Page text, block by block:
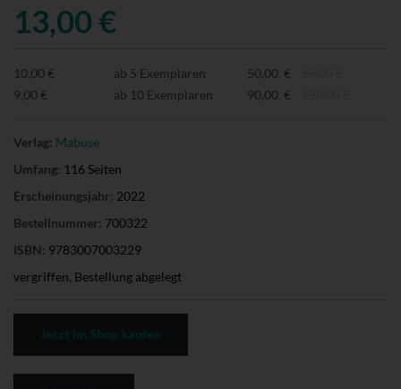
13,00 €
10,00 € ab 5 Exemplaren 50,00 €
9,00 €
ab 10 Exemplaren 90,00 €
Verlag: Mabuse
Umfang: 116 Seiten
Erscheinungsjahr: 2022
Bestellnummer: 700322
ISBN: 9783007003229
vergriffen, Bestellung abgelegt